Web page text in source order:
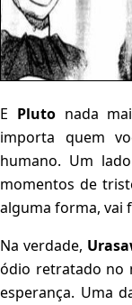
E Plutonada
importa quem
humano. Um
momentos de
alguma forma, vai
Na verdade,
ódio retratado no
esperança. Uma